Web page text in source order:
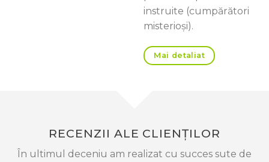
instruite (cumpărători
misterioşi).
Mai detaliat
RECENZII ALE CLIENȚILOR
În ultimul deceniu am realizat cu succes sute de